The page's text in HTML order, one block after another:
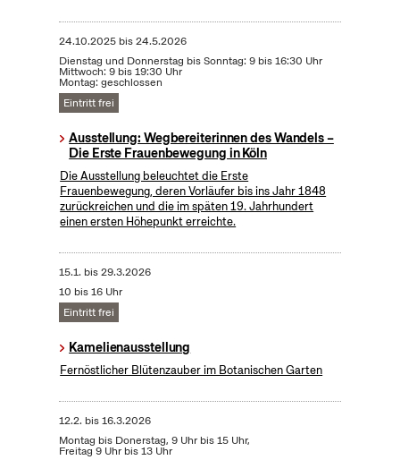
24.10.2025bis24.5.2026
Dienstag und Donnerstag bis Sonntag: 9 bis 16:30 Uhr
Mittwoch: 9 bis 19:30 Uhr
Montag: geschlossen
Eintritt frei
Ausstellung: Wegbereiterinnen des Wandels –
Die Erste Frauenbewegung in Köln
Die Ausstellung beleuchtet die Erste
Frauenbewegung, deren Vorläufer bis ins Jahr 1848
zurückreichen und die im späten 19. Jahrhundert
einen ersten Höhepunkt erreichte.
15.1. bis29.3.2026
10 bis 16 Uhr
Eintritt frei
Kamelienausstellung
Fernöstlicher Blütenzauber im Botanischen Garten
12.2. bis16.3.2026
Montag bis Donerstag, 9 Uhr bis 15 Uhr,
Freitag 9 Uhr bis 13 Uhr